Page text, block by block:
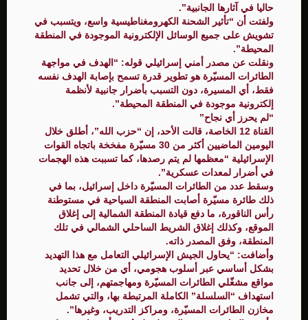
حاليا في آثارها الجانبية”.
ولفتت أن “تأثير الشحنة الكهرومغناطيسية واسع، ويتسبب في
تشويش على جميع الوسائل الإلكترونية الموجودة في المنطقة
المحيطة”.
ونقلت عن مصدر أمني إسرائيلي قوله: “الهدف في مواجهة
الطائرات المسيّرة هو تطوير قدرة تسمح بإصابة الهدف نفسه
فقط، أي المسيرة، دون التسبب بأضرار جانبية لأنظمة
إلكترونية موجودة في المنطقة المحيطة”.
“لم يحرز أي نجاح”
القناة 12 الخاصة، قالت الأحد، إن “حزب الله”، أطلق خلال
اليومين الماضيين أكثر من 30 مسيّرة مفخخة باتجاه القوات
الإسرائيلية “معظمها لم يتم رصدها، كما تسببت هذه الهجمات
في أضرار لمعدات عسكرية”.
وسقط عدد من الطائرات المسيّرة داخل إسرائيل، بما في
ذلك طائرة مسيّرة أصابت المنطقة السياحية في مستوطنة
رأس الناقورة، ما دفع قيادة المنطقة الشمالية إلى إغلاق
الموقع، وكذلك إغلاق الشريط الساحلي الشمالي في تلك
المنطقة، وفق المصدر ذاته.
وأضافت: “يحاول الجيش الإسرائيلي التعامل مع هذا التهديد
بشكل أساسي عبر أسلوب هجومي، أي من خلال تحديد
مواقع مشغّلي الطائرات المسيّرة ومهاجمتهم، إلى جانب
استهداف “السلسلة” الكاملة المرتبطة بها، والتي تشمل
مخازن الطائرات المسيّرة، ومراكز التدريب، وغيرها”.